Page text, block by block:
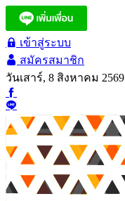
เข้าสู่ระบบ
สมัครสมาชิก
วันเสาร์, 8 สิงหาคม 2569